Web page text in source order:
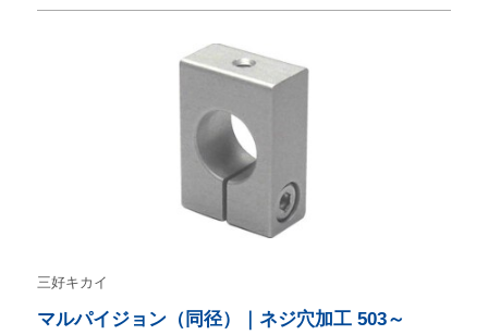
三好キカイ
マルパイジョン（同径）｜ネジ穴加工 503～